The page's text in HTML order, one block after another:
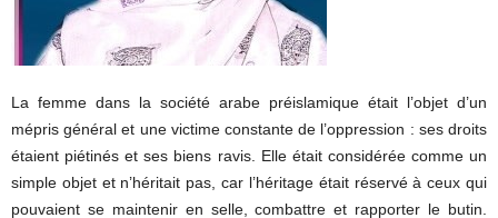
La femme dans la société arabe préislamique était l’objet d’un
mépris général et une victime constante de l’oppression : ses droits
étaient piétinés et ses biens ravis. Elle était considérée comme un
simple objet et n’héritait pas, car l’héritage était réservé à ceux qui
pouvaient se maintenir en selle, combattre et rapporter le butin.